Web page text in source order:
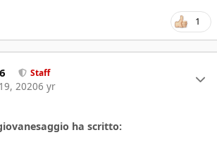
1
Staff
20206 yr
ha scritto: